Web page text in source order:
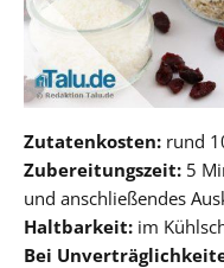
Zutatenkosten: rund
Zubereitungszeit: 5
und anschließendes
Haltbarkeit: im
Bei